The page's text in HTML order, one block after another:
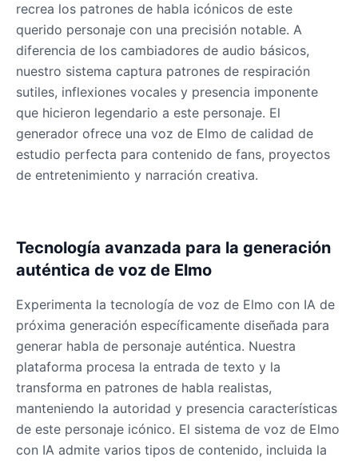
recrea los patrones de habla icónicos de este
querido personaje con una precisión notable. A
diferencia de los cambiadores de audio básicos,
nuestro sistema captura patrones de respiración
sutiles, inflexiones vocales y presencia imponente
que hicieron legendario a este personaje. El
generador ofrece una voz de Elmo de calidad de
estudio perfecta para contenido de fans, proyectos
de entretenimiento y narración creativa.
Tecnología avanzada para la generación
auténtica de voz de Elmo
Experimenta la tecnología de voz de Elmo con IA de
próxima generación específicamente diseñada para
generar habla de personaje auténtica. Nuestra
plataforma procesa la entrada de texto y la
transforma en patrones de habla realistas,
manteniendo la autoridad y presencia características
de este personaje icónico. El sistema de voz de Elmo
con IA admite varios tipos de contenido, incluida la